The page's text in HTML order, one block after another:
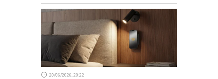
20/06/2026, 20:22